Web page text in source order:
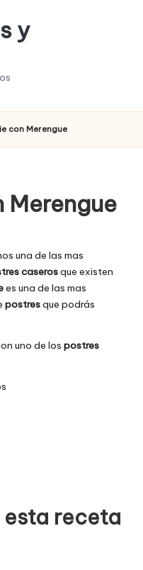
y
con Merengue
Merengue
una de las mas
caserosque existen
es una de las mas
postresque podrás
uno de los postres
esta receta